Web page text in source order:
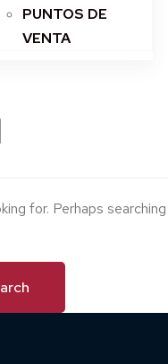
PUNTOS DE
VENTA
for. Perhaps searching